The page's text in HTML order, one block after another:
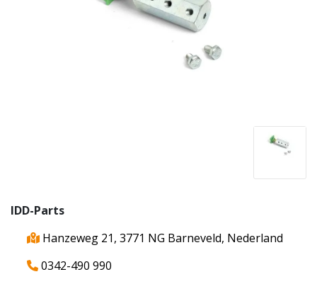
IDD-Parts
Hanzeweg 21, 3771 NG Barneveld, Nederland
0342-490 990